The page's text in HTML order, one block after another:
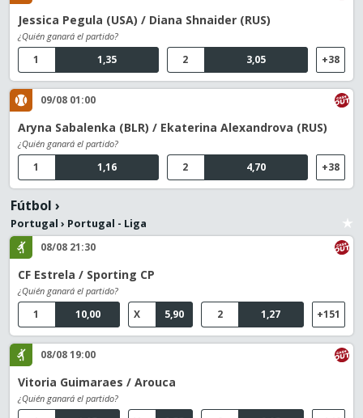
Jessica Pegula (USA) / Diana Shnaider (RUS)
¿Quién ganará el partido?
1,35
1 3,05
2 +38
09/08 01:00
Aryna Sabalenka (BLR) / Ekaterina Alexandrova (RUS)
¿Quién ganará el partido?
1,16
1 4,70
2 +38
Fútbol ›
Portugal › Portugal - Liga
08/08 21:30
CF Estrela / Sporting CP
¿Quién ganará el partido?
10,00
1 5,90
X 1,27
2 +151
08/08 19:00
Vitoria Guimaraes / Arouca
¿Quién ganará el partido?